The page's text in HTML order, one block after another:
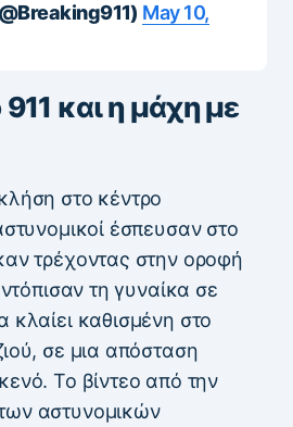
May 10,
και η μάχη με
στο κέντρο
έσπευσαν στο
τρέχοντας στην οροφή
τη γυναίκα σε
καθισμένη στο
σε μια απόσταση
Το βίντεο από την
αστυνομικών